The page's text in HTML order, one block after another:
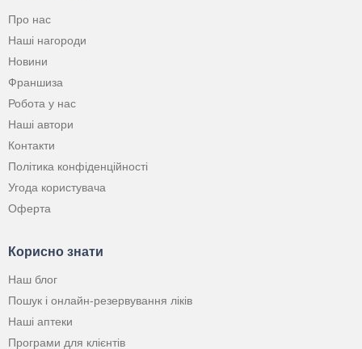
Про нас
Наші нагороди
Новини
Франшиза
Робота у нас
Наші автори
Контакти
Політика конфіденційності
Угода користувача
Оферта
Корисно знати
Наш блог
Пошук і онлайн-резервування ліків
Наші аптеки
Програми для клієнтів